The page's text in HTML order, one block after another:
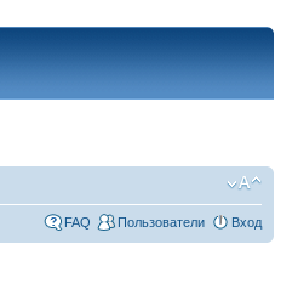
FAQ Пользователи Вход